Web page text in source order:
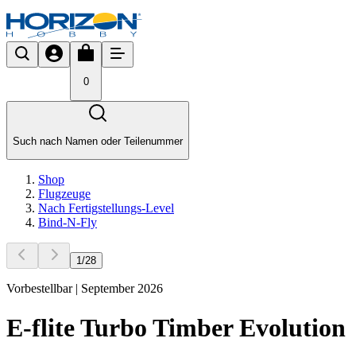
0
Such nach Namen oder Teilenummer
Shop
Flugzeuge
Nach Fertigstellungs-Level
Bind-N-Fly
1/28
Vorbestellbar | September 2026
E-flite Turbo Timber Evolution